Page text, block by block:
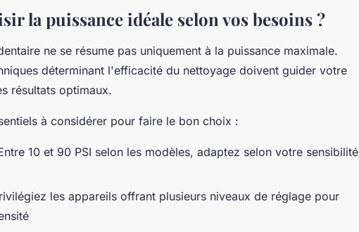
la puissance idéale selon vos besoins ?
ne se résume pas uniquement à la puissance maximale.
déterminant l'efficacité du nettoyage doivent guider votre
résultats optimaux.
à considérer pour faire le bon choix :
10 et 90 PSI selon les modèles, adaptez selon votre sensibilité
les appareils offrant plusieurs niveaux de réglage pour